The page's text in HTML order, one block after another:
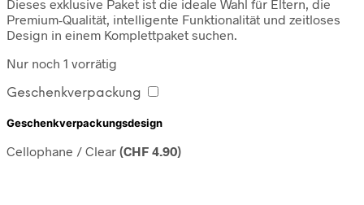
Dieses exklusive Paket ist die ideale Wahl für Eltern, die
Premium-Qualität, intelligente Funktionalität und zeitloses
Design in einem Komplettpaket suchen.
Nur noch 1 vorrätig
Geschenkverpackung
Geschenkverpackungsdesign
Cellophane / Clear (CHF 4.90)